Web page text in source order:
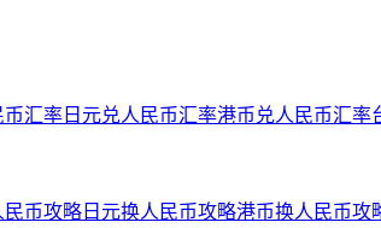
币汇率 日元兑人民币汇率港币兑人民币汇率
民币攻略 日元换人民币攻略港币换人民币攻